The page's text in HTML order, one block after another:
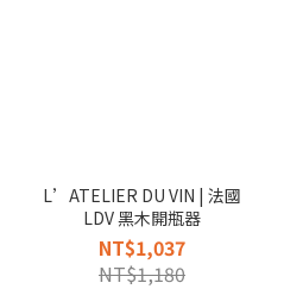
L’ATELIER DU VIN | 法國
LDV 黑木開瓶器
NT$1,037
NT$1,180